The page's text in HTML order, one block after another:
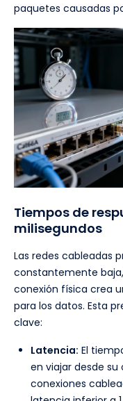
paquetes causadas
Tiempos de
milisegundos
Las redes cableadas
constantemente
conexión física crea
para los datos. Esta
clave:
Latencia: El
en viajar desde su
conexiones